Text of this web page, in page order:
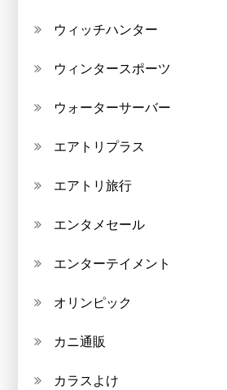
ウィッチハンター
ウィンタースポーツ
ウォーターサーバー
エアトリプラス
エアトリ旅行
エンタメセール
エンターテイメント
オリンピック
カニ通販
カラスよけ